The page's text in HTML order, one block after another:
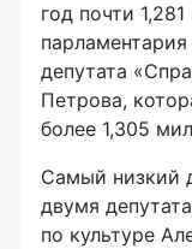
год почти
депутата
Петрова,
более 1,305
Самый низкий
двумя
по культуре